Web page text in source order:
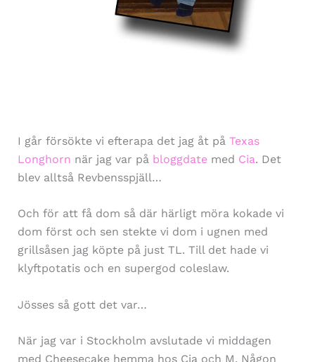
I går försökte vi efterapa det jag åt på Texas
Longhorn när jag var på bloggdatemed Cia. Det
blev alltså Revbensspjäll…
Och för att få dom så där härligt möra kokade vi
dom först och sen stekte vi dom i ugnen med
grillsåsen jag köpte på just TL. Till det hade vi
klyftpotatis och en supergod coleslaw.
Jösses så gott det var…
När jag var i Stockholm avslutade vi middagen
med Cheesecake hemma hos Cia och M. Någon